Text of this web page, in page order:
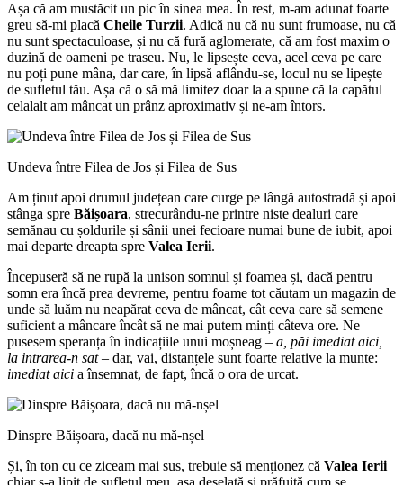
Așa că am mustăcit un pic în sinea mea. În rest, m-am adunat foarte
greu să-mi placă Cheile Turzii. Adică nu că nu sunt frumoase, nu că
nu sunt spectaculoase, și nu că fură aglomerate, că am fost maxim o
duzină de oameni pe traseu. Nu, le lipsește ceva, acel ceva pe care
nu poți pune mâna, dar care, în lipsă aflându-se, locul nu se lipește
de sufletul tău. Așa că o să mă limitez doar la a spune că la capătul
celalalt am mâncat un prânz aproximativ și ne-am întors.
Undeva între Filea de Jos și Filea de Sus
Am ținut apoi drumul județean care curge pe lângă autostradă și apoi
stânga spre Băișoara, strecurându-ne printre niste dealuri care
semănau cu șoldurile și sânii unei fecioare numai bune de iubit, apoi
mai departe dreapta spre Valea Ierii.
Începuseră să ne rupă la unison somnul și foamea și, dacă pentru
somn era încă prea devreme, pentru foame tot căutam un magazin de
unde să luăm nu neapărat ceva de mâncat, cât ceva care să semene
suficient a mâncare încât să ne mai putem minți câteva ore. Ne
pusesem speranța în indicațiile unui moșneag – a, păi imediat aici,
la intrarea-n sat– dar, vai, distanțele sunt foarte relative la munte:
imediat aici a însemnat, de fapt, încă o ora de urcat.
Dinspre Băișoara, dacă nu mă-nșel
Și, în ton cu ce ziceam mai sus, trebuie să menționez că Valea Ierii